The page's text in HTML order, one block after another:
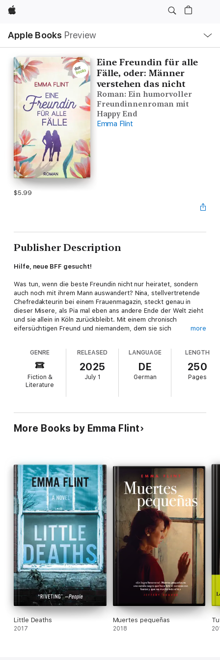
Apple
Apple Books Preview
Nav
Open
Menu
Eine Freundin für alle
Fälle, oder: Männer
verstehen das nicht
Roman: Ein humorvoller
Freundinnenroman mit
Happy End
Emma Flint
$5.99
Publisher Description
Hilfe, neue BFF gesucht!
Was tun, wenn die beste Freundin nicht nur heiratet, sondern
auch noch mit ihrem Mann auswandert? Nina, stellvertretende
Chefredakteurin bei einem Frauenmagazin, steckt genau in
dieser Misere, als Pia mal eben ans andere Ende der Welt zieht
und sie allein in Köln zurückbleibt. Mit einem chronisch
eifersüchtigen Freund und niemandem, dem sie sich
zu schlagen, macht Nina aus ihrer Suche auch noch ein
Rechercheprojekt, das bei ihrem Chef richtig gut ankommt.
Aber ob ihre neue Kollegin Laura, die ganz schön ambitioniert
scheint, wirklich die richtige Wahl für den Posten der neuen
Eine spritzige RomCom für Fans von Anne Barns und Sophie
more
GENRE
Fiction &
Literature
RELEASED
2025
July 1
LANGUAGE
DE
German
LENGTH
250
Pages
More Books by Emma Flint
Little Deaths
2017
Muertes pequeñas
2018